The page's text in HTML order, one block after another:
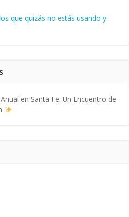
que quizás no estás usando y
en Santa Fe: Un Encuentro de